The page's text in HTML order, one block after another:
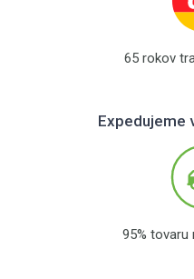
65 rokov
Expedujeme
95% tovaru